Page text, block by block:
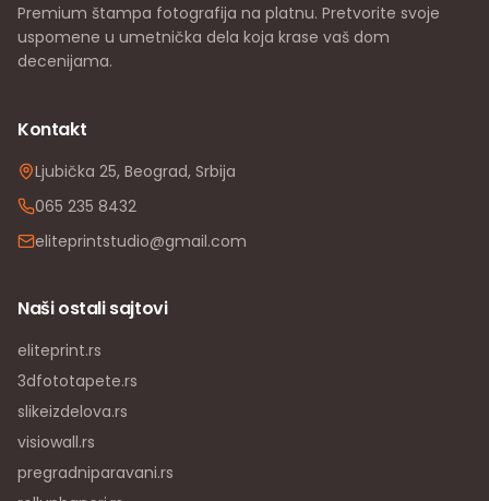
Premium štampa fotografija na platnu. Pretvorite svoje
uspomene u umetnička dela koja krase vaš dom
decenijama.
Kontakt
Ljubička 25, Beograd, Srbija
065 235 8432
eliteprintstudio@gmail.com
Naši ostali sajtovi
eliteprint.rs
3dfototapete.rs
slikeizdelova.rs
visiowall.rs
pregradniparavani.rs